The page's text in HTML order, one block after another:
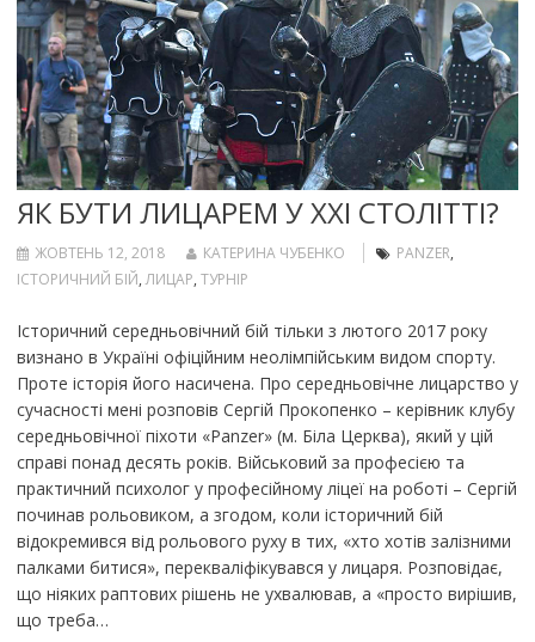
ЯК БУТИ ЛИЦАРЕМ У ХХІ СТОЛІТТІ?
ЖОВТЕНЬ 12, 2018 КАТЕРИНА ЧУБЕНКО PANZER,
ІСТОРИЧНИЙ БІЙ,ЛИЦАР, ТУРНІР
Історичний середньовічний бій тільки з лютого 2017 року
визнано в Україні офіційним неолімпійським видом спорту.
Проте історія його насичена. Про середньовічне лицарство у
сучасності мені розповів Сергій Прокопенко – керівник клубу
середньовічної піхоти «Panzer» (м. Біла Церква), який у цій
справі понад десять років. Військовий за професією та
практичний психолог у професійному ліцеї на роботі – Сергій
починав рольовиком, а згодом, коли історичний бій
відокремився від рольового руху в тих, «хто хотів залізними
палками битися», перекваліфікувався у лицаря. Розповідає,
що ніяких раптових рішень не ухвалював, а «просто вирішив,
що треба…